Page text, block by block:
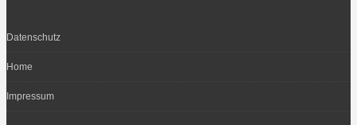
Datenschutz
Home
Impressum